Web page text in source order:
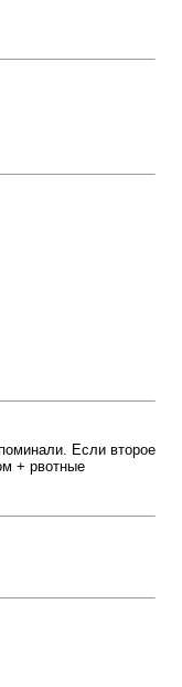
Если второе
+ рвотные